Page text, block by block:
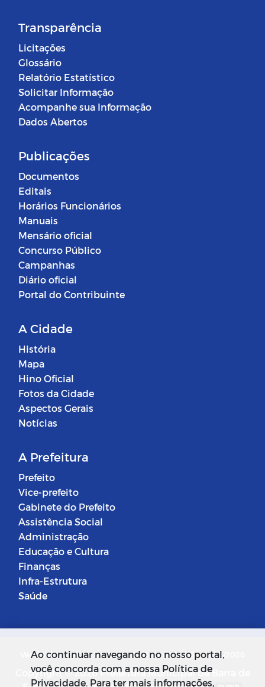
Transparência
Licitações
Glossário
Relatório Estatístico
Solicitar Informação
Acompanhe sua Informação
Dados Abertos
Publicações
Documentos
Editais
Horários Funcionários
Manuais
Mensário oficial
Concurso Público
Campanhas
Diário oficial
Portal do Contribuinte
A Cidade
História
Mapa
Hino Oficial
Fotos da Cidade
Aspectos Gerais
Notícias
A Prefeitura
Prefeito
Vice-prefeito
Gabinete do Prefeito
Assistência Social
Administração
Educação e Cultura
Finanças
Infra-Estrutura
Saúde
Versão do Sistema: 5.0.268 Data da Versão: 18/03/2026
Copyright © 2026 Prefeitura Municipal de Barra de
Ao continuar navegando no nosso portal,
você concorda com a nossa Política de
Privacidade. Para ter mais informações,